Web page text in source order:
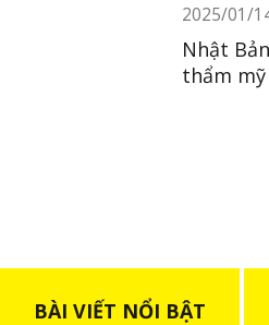
2025/01/
Nhật
thẩm
BÀI VIẾT NỔI BẬT